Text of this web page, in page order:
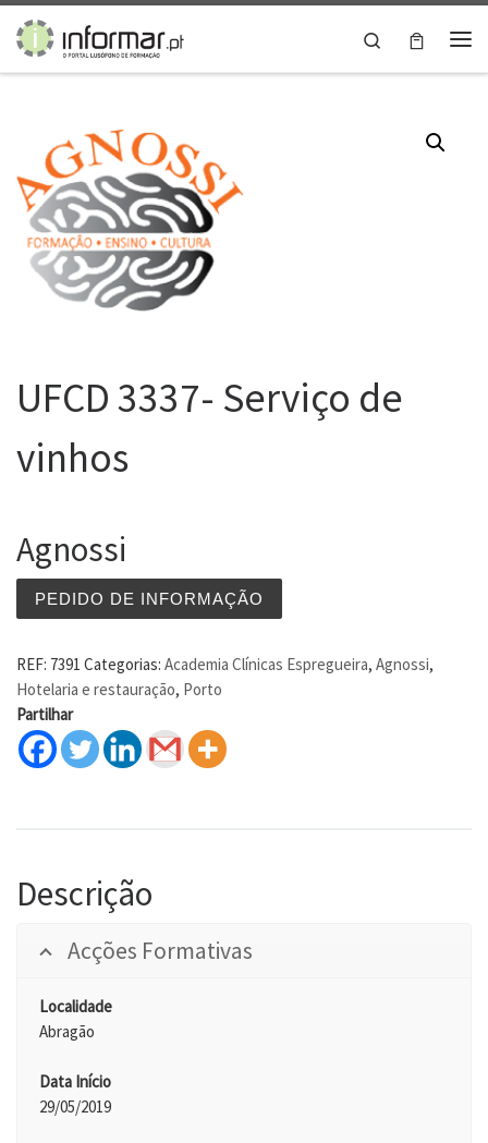
Skip to content
Search
UFCD 3337- Serviço de
vinhos
Agnossi
PEDIDO DE INFORMAÇÃO
REF: 7391 Categorias: Academia Clínicas Espregueira, Agnossi,
Hotelaria e restauração, Porto
Partilhar
Descrição
Acções Formativas
Localidade
Abragão
Data Início
29/05/2019